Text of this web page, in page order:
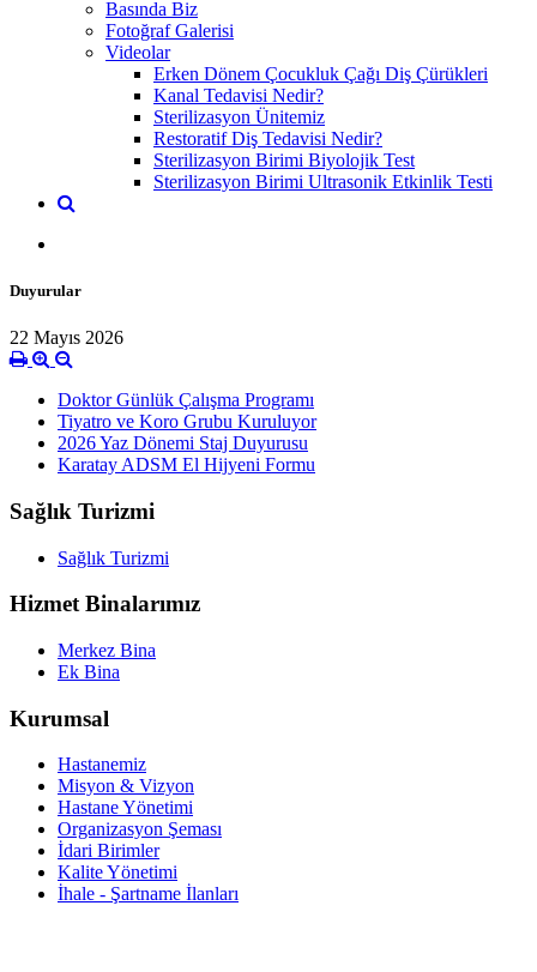
Basında Biz
Fotoğraf Galerisi
Videolar
Erken Dönem Çocukluk Çağı Diş Çürükleri
Kanal Tedavisi Nedir?
Sterilizasyon Ünitemiz
Restoratif Diş Tedavisi Nedir?
Sterilizasyon Birimi Biyolojik Test
Sterilizasyon Birimi Ultrasonik Etkinlik Testi
Duyurular
22 Mayıs 2026
Doktor Günlük Çalışma Programı
Tiyatro ve Koro Grubu Kuruluyor
2026 Yaz Dönemi Staj Duyurusu
Karatay ADSM El Hijyeni Formu
Sağlık Turizmi
Sağlık Turizmi
Hizmet Binalarımız
Merkez Bina
Ek Bina
Kurumsal
Hastanemiz
Misyon & Vizyon
Hastane Yönetimi
Organizasyon Şeması
İdari Birimler
Kalite Yönetimi
İhale - Şartname İlanları